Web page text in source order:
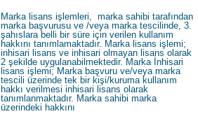
Marka lisans işlemleri, marka sahibi tarafından
marka başvurusu ve /veya marka tescilinde, 3.
şahıslara belli bir süre için verilen kullanım
hakkını tanımlamaktadır. Marka lisans işlemi;
inhisari lisans ve inhisari olmayan lisans olarak
2 şekilde uygulanabilmektedir. Marka İnhisari
lisans işlemi; Marka başvuru ve/veya marka
tescili üzerinde tek bir kişi/kuruma kullanım
hakkı verilmesi inhisari lisans olarak
tanımlanmaktadır. Marka sahibi marka
üzerindeki hakkını